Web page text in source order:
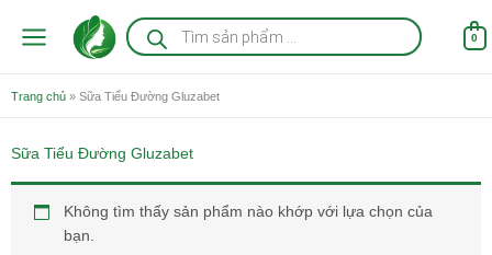
Tìm
kiếm
sản
0
Trang chủ » Sữa Tiểu Đường Gluzabet
Sữa Tiểu Đường Gluzabet
Không tìm thấy sản phẩm nào khớp với lựa chọn của
bạn.